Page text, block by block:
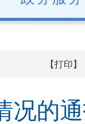
【打印】
况的